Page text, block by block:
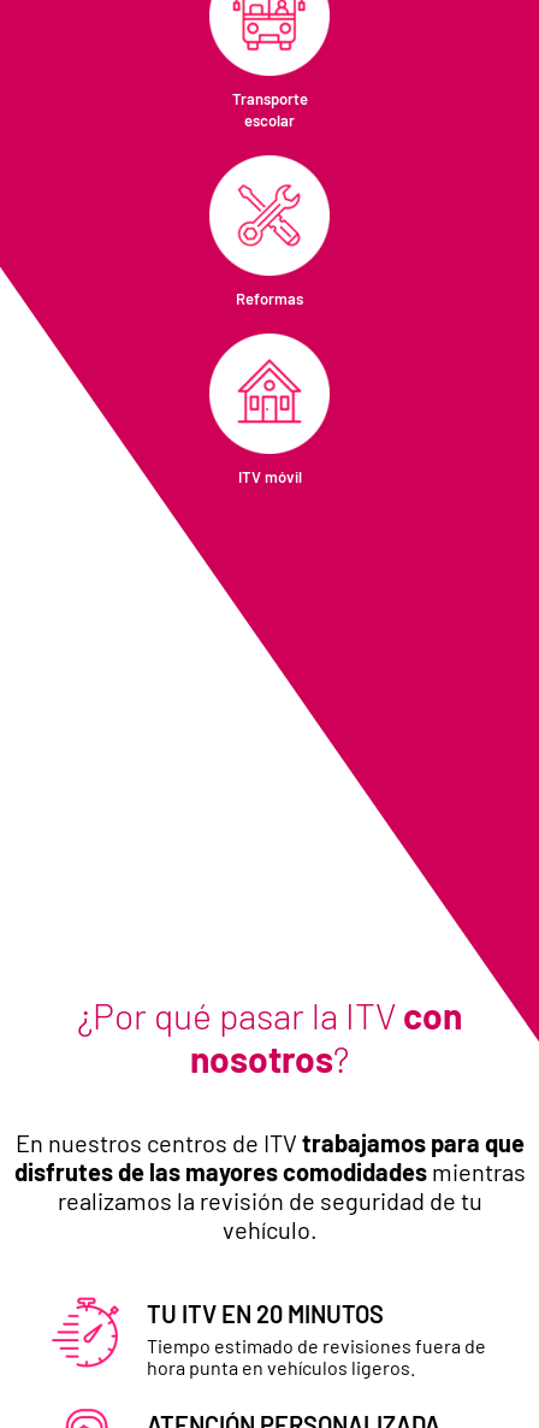
Transporte
escolar
Reformas
ITV móvil
¿Por qué pasar la ITVcon
nosotros?
En nuestros centros de ITV trabajamos para que
disfrutes de las mayores comodidadesmientras
realizamos la revisión de seguridad de tu
vehículo.
TU ITV EN 20 MINUTOS
Tiempo estimado de revisiones fuera de
hora punta en vehículos ligeros.